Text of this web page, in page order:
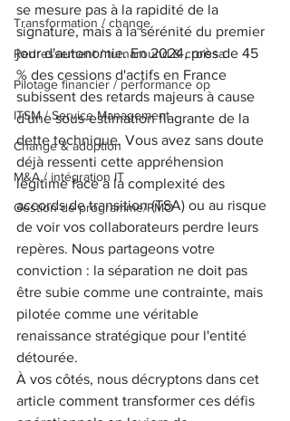
Transformation / change
Redressement / turnaround & croissa
Pilotage financier / performance op
ITSM / Service Management
Change & adoption
M&A / intégration IT
Gestion de programme/PMO
se mesure pas à la rapidité de la
signature, mais à la sérénité du premier
jour d'autonomie. En 2024, près de 45
% des cessions d'actifs en France
subissent des retards majeurs à cause
d'une sous-estimation flagrante de la
dette technique. Vous avez sans doute
déjà ressenti cette appréhension
légitime face à la complexité des
accords de transition (TSA) ou au risque
de voir vos collaborateurs perdre leurs
repères. Nous partageons votre
conviction : la séparation ne doit pas
être subie comme une contrainte, mais
pilotée comme une véritable
renaissance stratégique pour l'entité
détourée.
À vos côtés, nous décryptons dans cet
article comment transformer ces défis